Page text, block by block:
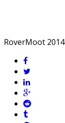
RoverMoot 2014